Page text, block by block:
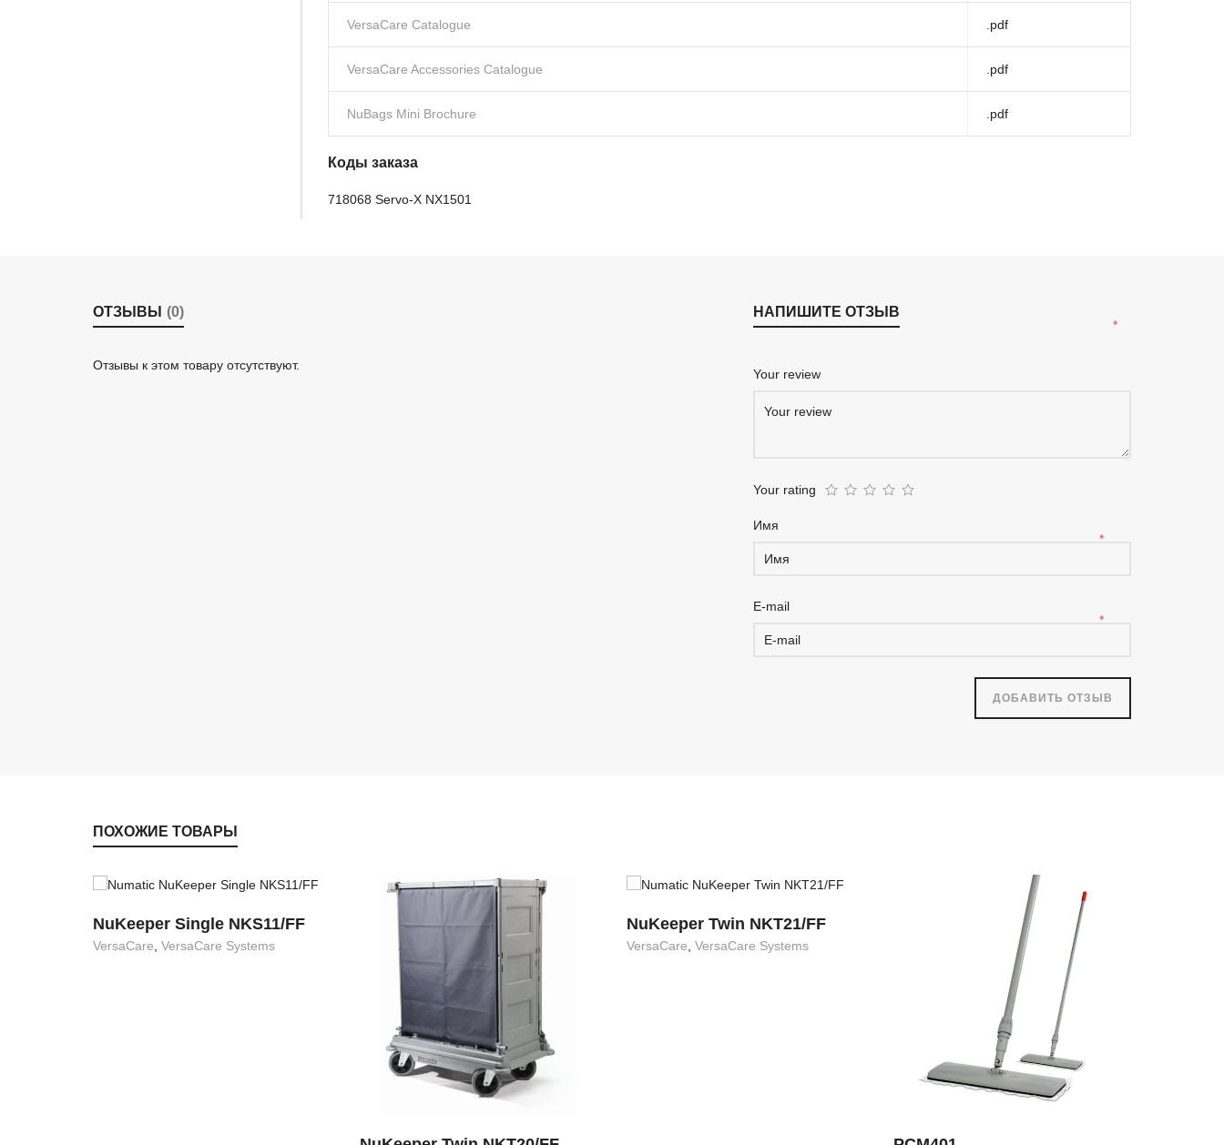
VersaCare Catalogue .pdf
VersaCare Accessories Catalogue .pdf
NuBags Mini Brochure .pdf
Коды заказа
718068 Servo-X NX1501
ОТЗЫВЫ (0)
Отзывы к этом товару отсутствуют.
НАПИШИТЕ ОТЗЫВ
Your review
*
Your rating
Имя
*
E-mail
*
ПОХОЖИЕ ТОВАРЫ
NuKeeper Single NKS11/FF
VersaCare, VersaCare Systems
NuKeeper Twin NKT21/FF
VersaCare, VersaCare Systems